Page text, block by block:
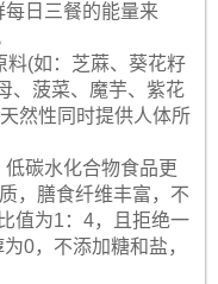
每日三餐的能量来
料(如：芝蔴、葵花籽
、菠菜、魔芋、紫花
然性同时提供人体所
低碳水化合物食品更
，膳食纤维丰富，不
值为1：4，且拒绝一
0，不添加糖和盐，